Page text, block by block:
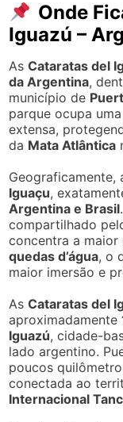
Onde
Iguazú –
AsCataratas del
da Argentina,
município de
parque ocupa
extensa,
da Mata Atlântica
Geograficamente,
Iguaçu,
Argentina e Brasil
compartilhado
concentra a
quedas d’água, o
maior imersão e
AsCataratas del
aproximadamente
Iguazú, cidade-
lado argentino.
poucos
conectada ao
Internacional